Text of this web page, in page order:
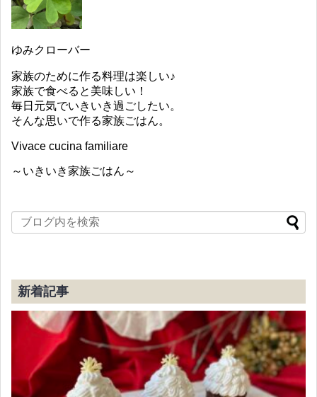
ゆみクローバー
家族のために作る料理は楽しい♪
家族で食べると美味しい！
毎日元気でいきいき過ごしたい。
そんな思いで作る家族ごはん。
Vivace cucina familiare
～いきいき家族ごはん～
新着記事